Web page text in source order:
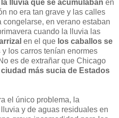
lluvia que se acumulaban en
no era tan grave y las calles
en verano estaban
cuando la lluvia las
en el que los caballos se
y los carros tenían enormes
es de extrañar que Chicago
ciudad más sucia de Estados
el único problema, la
y de aguas residuales en